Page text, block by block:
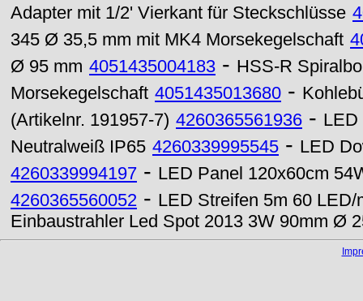
Adapter mit 1/2' Vierkant für Steckschlüsse
345 Ø 35,5 mm mit MK4 Morsekegelschaft
Ø 95 mm 4051435004183 - HSS-R
Morsekegelschaft 4051435013680 -
(Artikelnr. 191957-7) 4260365561936 - LED
Neutralweiß IP65 4260339995545 - LED
4260339994197 - LED Panel 120x60cm
4260365560052 - LED Streifen 5m 60
Einbaustrahler Led Spot 2013 3W 90mm Ø